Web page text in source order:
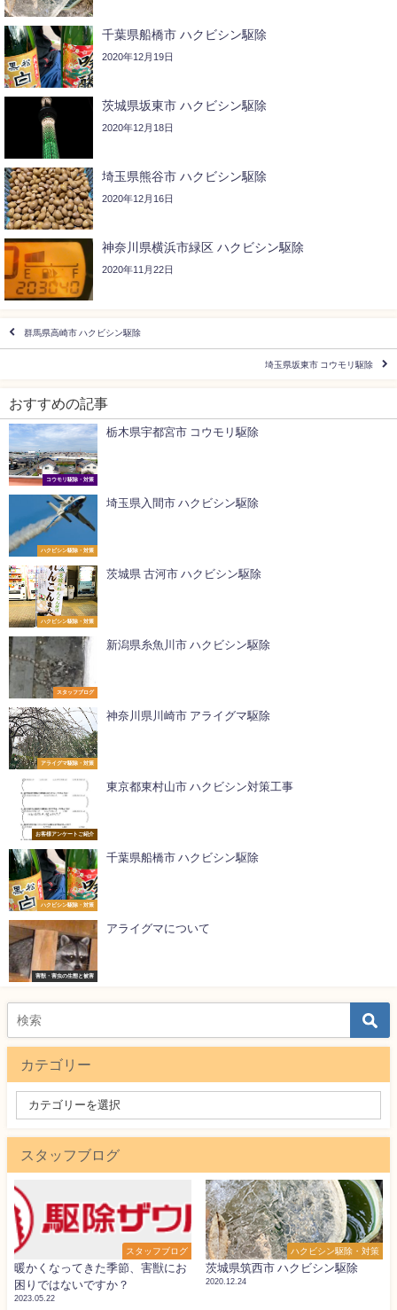
千葉県船橋市 ハクビシン駆除
2020年12月19日
茨城県坂東市 ハクビシン駆除
2020年12月18日
埼玉県熊谷市 ハクビシン駆除
2020年12月16日
神奈川県横浜市緑区 ハクビシン駆除
2020年11月22日
群馬県高崎市 ハクビシン駆除
埼玉県坂東市 コウモリ駆除
おすすめの記事
コウモリ駆除・対策
栃木県宇都宮市 コウモリ駆除
ハクビシン駆除・対策
埼玉県入間市 ハクビシン駆除
ハクビシン駆除・対策
茨城県 古河市 ハクビシン駆除
スタッフブログ
新潟県糸魚川市 ハクビシン駆除
アライグマ駆除・対策
神奈川県川崎市 アライグマ駆除
お客様アンケートご紹介
東京都東村山市 ハクビシン対策工事
ハクビシン駆除・対策
千葉県船橋市 ハクビシン駆除
害獣・害虫の生態と被害
アライグマについて
カテゴリー
スタッフブログ
スタッフブログ
暖かくなってきた季節、害獣にお
困りではないですか？
2023.05.22
ハクビシン駆除・対策
茨城県筑西市 ハクビシン駆除
2020.12.24